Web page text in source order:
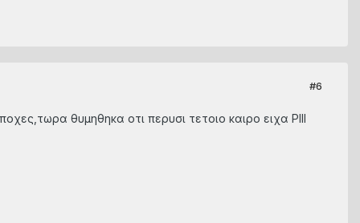
#6
θυμηθηκα οτι περυσι τετοιο καιρο ειχα PIII